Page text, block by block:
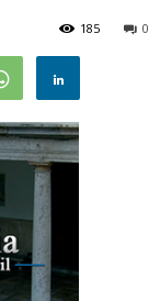
0
185